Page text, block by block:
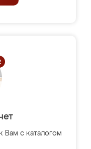
Вам с каталогом